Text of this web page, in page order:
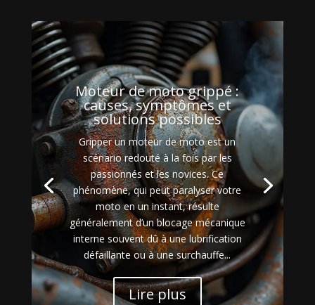
Moteur de moto grippé :
causes, symptômes et
solutions possibles
Gripper un moteur de moto est un
scénario redouté à la fois par les
passionnés et les novices. Ce
phénomène, qui peut paralyser votre
moto en un instant, résulte
généralement d’un blocage mécanique
interne souvent dû à une lubrification
défaillante ou à une surchauffe...
Lire plus